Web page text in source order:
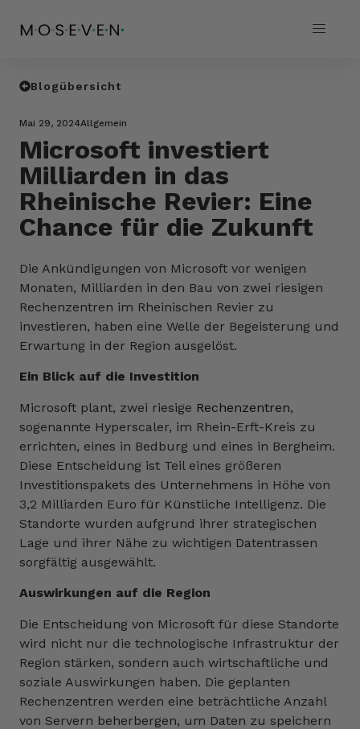
Blogübersicht
Mai 29, 2024Allgemein
Microsoft investiert
Milliarden in das
Rheinische Revier: Eine
Chance für die Zukunft
Die Ankündigungen von Microsoft vor wenigen
Monaten, Milliarden in den Bau von zwei riesigen
Rechenzentren im Rheinischen Revier zu
investieren, haben eine Welle der Begeisterung und
Erwartung in der Region ausgelöst.
Ein Blick auf die Investition
Microsoft plant, zwei riesige Rechenzentren,
sogenannte Hyperscaler, im Rhein-Erft-Kreis zu
errichten, eines in Bedburg und eines in Bergheim.
Diese Entscheidung ist Teil eines größeren
Investitionspakets des Unternehmens in Höhe von
3,2 Milliarden Euro für Künstliche Intelligenz. Die
Standorte wurden aufgrund ihrer strategischen
Lage und ihrer Nähe zu wichtigen Datentrassen
sorgfältig ausgewählt.
Auswirkungen auf die Region
Die Entscheidung von Microsoft für diese Standorte
wird nicht nur die technologische Infrastruktur der
Region stärken, sondern auch wirtschaftliche und
soziale Auswirkungen haben. Die geplanten
Rechenzentren werden eine beträchtliche Anzahl
von Servern beherbergen, um Daten zu speichern